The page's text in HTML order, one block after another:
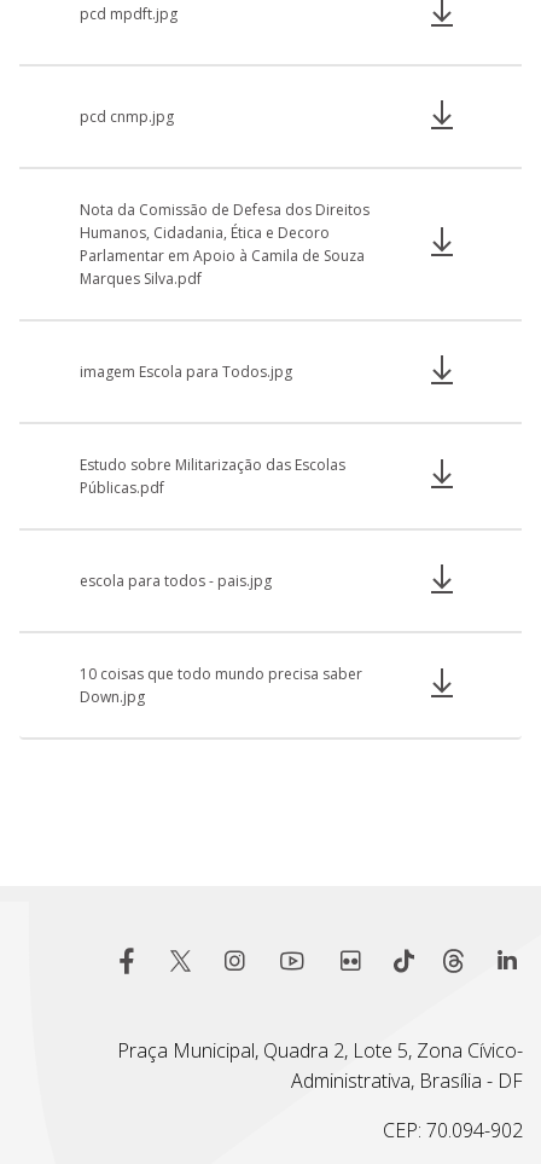
pcd mpdft.jpg
pcd cnmp.jpg
Nota da Comissão de Defesa dos Direitos
Humanos, Cidadania, Ética e Decoro
Parlamentar em Apoio à Camila de Souza
Marques Silva.pdf
imagem Escola para Todos.jpg
Estudo sobre Militarização das Escolas
Públicas.pdf
escola para todos - pais.jpg
10 coisas que todo mundo precisa saber
Down.jpg
Praça Municipal, Quadra 2, Lote 5, Zona Cívico-
Administrativa, Brasília - DF
CEP: 70.094-902